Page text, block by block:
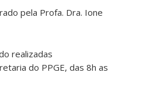
pela Profa. Dra. Ione
realizadas
do PPGE, das 8h as